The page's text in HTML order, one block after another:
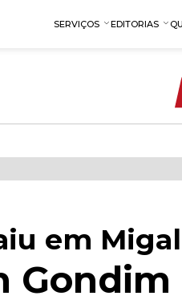
SERVIÇOS EDITORIAS
em
Gondim